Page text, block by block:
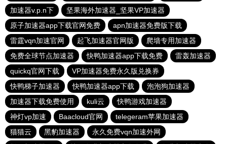
加速器v.p.n下
坚果海外加速器_坚果VP加速器
原子加速器app下载官网免费
apn加速器免费版下载
雷霆vqn加速官网
起飞加速器官网版
爬墙专用加速器
免费全球节点加速器
快鸭加速器app下载免费
雷轰加速器
quickq官网下载
VP加速器免费永久版兑换券
快鸭梯子加速器
快鸭加速器app下载
泡泡狗加速器
加速器下载免费使用
kuli云
快鸭游戏加速器
神灯vp加速
Baacloud官网
telegeram苹果加速器
猫猫云
黑豹加速器
永久免费vqn加速外网